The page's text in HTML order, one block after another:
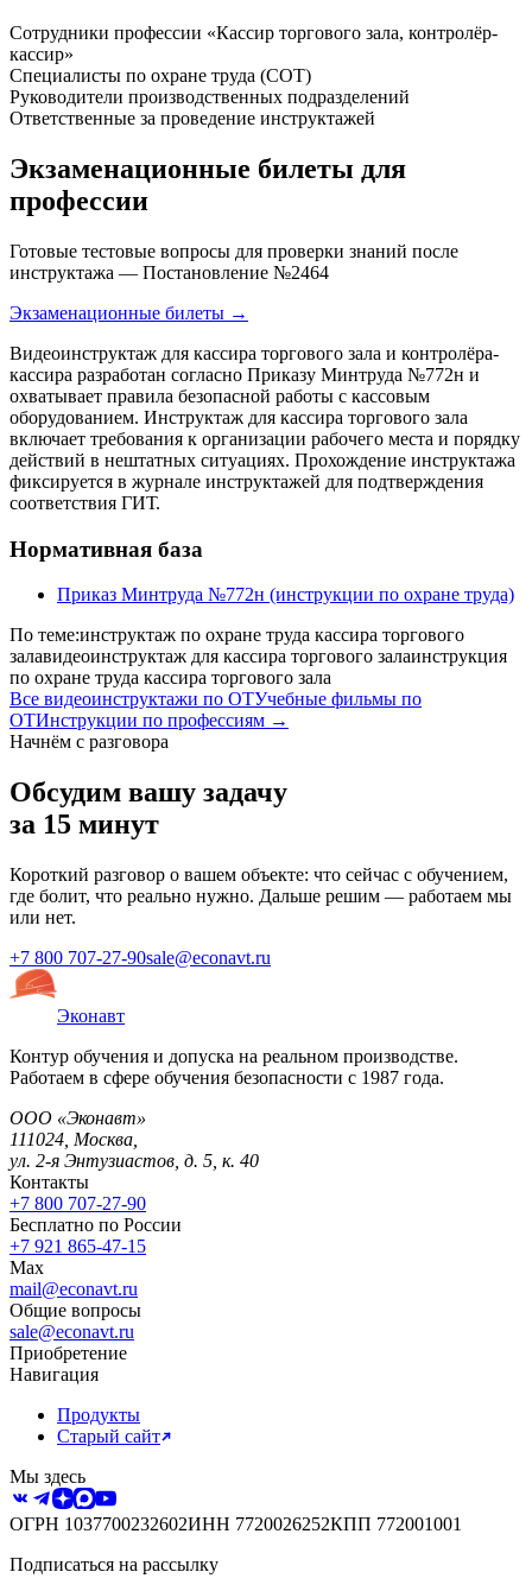
Сотрудники профессии «Кассир торгового зала, контролёр-
кассир»
Специалисты по охране труда (СОТ)
Руководители производственных подразделений
Ответственные за проведение инструктажей
Экзаменационные билеты для
профессии
Готовые тестовые вопросы для проверки знаний после
инструктажа — Постановление №2464
Экзаменационные билеты →
Видеоинструктаж для кассира торгового зала и контролёра-
кассира разработан согласно Приказу Минтруда №772н и
охватывает правила безопасной работы с кассовым
оборудованием. Инструктаж для кассира торгового зала
включает требования к организации рабочего места и порядку
действий в нештатных ситуациях. Прохождение инструктажа
фиксируется в журнале инструктажей для подтверждения
соответствия ГИТ.
Нормативная база
Приказ Минтруда №772н (инструкции по охране труда)
По теме:инструктаж по охране труда кассира торгового
залавидеоинструктаж для кассира торгового залаинструкция
по охране труда кассира торгового зала
Все видеоинструктажи по ОТУчебные фильмы по
ОТИнструкции по профессиям →
Начнём с разговора
Обсудим вашу задачу
за 15 минут
Короткий разговор о вашем объекте: что сейчас с обучением,
где болит, что реально нужно. Дальше решим — работаем мы
или нет.
+7 800 707-27-90sale@econavt.ru
Эконавт
Контур обучения и допуска на реальном производстве.
Работаем в сфере обучения безопасности с 1987 года.
ООО «Эконавт»
111024 Москва
ул. 2-я Энтузиастов, д. 5, к. 40
Контакты
+7 800 707-27-90
Бесплатно по России
+7 921 865-47-15
Max
mail@econavt.ru
Общие вопросы
sale@econavt.ru
Приобретение
Навигация
Продукты
Старый сайт
Мы здесь
ОГРН 1037700232602ИНН 7720026252КПП 772001001
Подписаться на рассылку